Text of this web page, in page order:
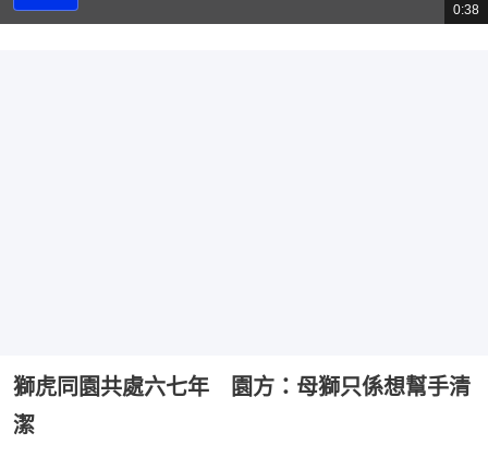
總
共
0:38
獅虎同園共處六七年 園方：母獅只係想幫手清
潔